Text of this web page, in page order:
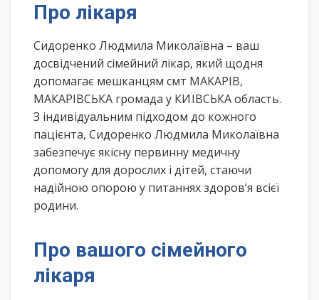
Про лікаря
Сидоренко Людмила Миколаївна – ваш
досвідчений сімейний лікар, який щодня
допомагає мешканцям смт МАКАРІВ,
МАКАРІВСЬКА громада у КИЇВСЬКА область.
З індивідуальним підходом до кожного
пацієнта, Сидоренко Людмила Миколаївна
забезпечує якісну первинну медичну
допомогу для дорослих і дітей, стаючи
надійною опорою у питаннях здоров’я всієї
родини.
Про вашого сімейного
лікаря